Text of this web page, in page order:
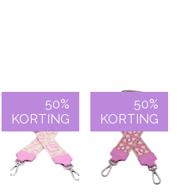
50%
KORTING
50%
KORTING